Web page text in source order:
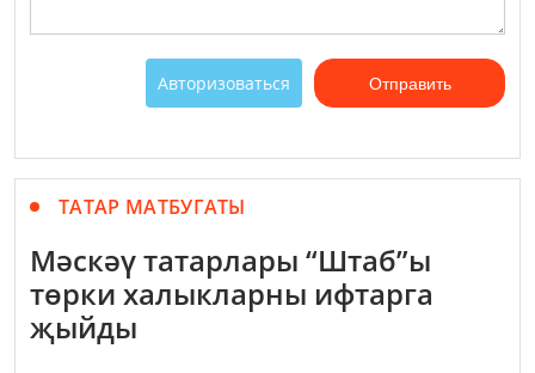
Авторизоваться Отправить
ТАТАР МАТБУГАТЫ
Мәскәү татарлары “Штаб”ы
төрки халыкларны ифтарга
җыйды